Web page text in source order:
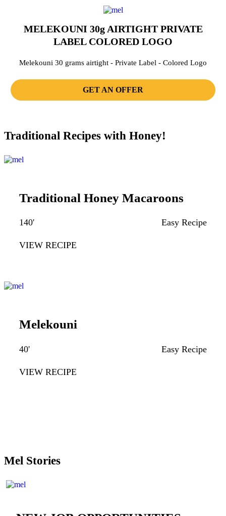
MELEKOUNI 30g AIRTIGHT PRIVATE
LABEL COLORED LOGO
Melekouni 30 grams airtight - Private Label - Colored Logo
GET AN OFFER
Traditional Recipes with Honey!
Traditional Honey Macaroons
140' Easy Recipe
VIEW RECIPE
Melekouni
40' Easy Recipe
VIEW RECIPE
Mel Stories